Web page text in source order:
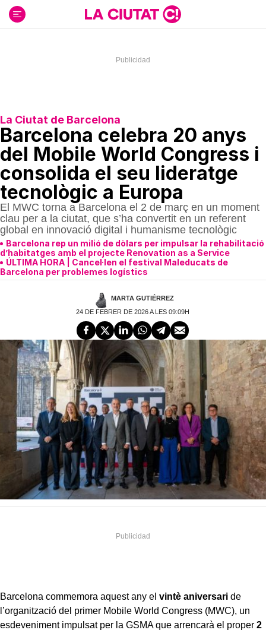
contenido
La Ciutat de Barcelona
Barcelona celebra 20 anys
del Mobile World Congress i
consolida el seu lideratge
tecnològic a Europa
El MWC torna a Barcelona el 2 de març en un moment
clau per a la ciutat, que s’ha convertit en un referent
global en innovació digital i humanisme tecnològic
Barcelona rep un milió de dòlars per impulsar la rehabilitació
d’habitatges amb el projecte Renovation as a Service
ÚLTIMA HORA | Cancel·len el festival Maleducats de
Barcelona per problemes logístics
MARTA GUTIÉRREZ
24 DE FEBRER DE 2026 A LES 09:09H
Barcelona commemora aquest any el vintè aniversari de
l’organització del primer Mobile World Congress (MWC), un
esdeveniment impulsat per la GSMA que arrencarà el proper 2